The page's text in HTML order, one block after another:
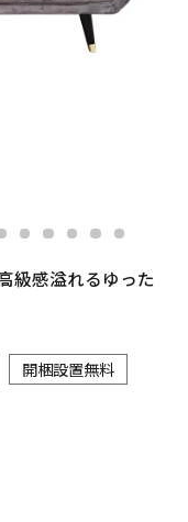
級感溢れるゆった
開梱設置無料